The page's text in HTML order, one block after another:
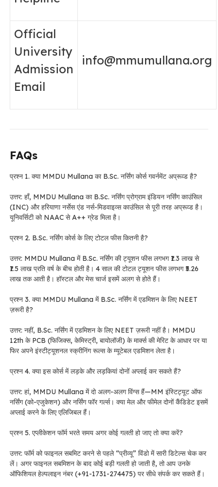
Official
University
Admission
Email
info@mmumullana.org
FAQs
प्रश्न 1. क्या MMDU Mullana का B.Sc. नर्सिंग कोर्स गवर्नमेंट अप्रूव्ड है?
उत्तर: हाँ, MMDU Mullana का B.Sc. नर्सिंग प्रोग्राम इंडियन नर्सिंग काउंसिल
(INC) और हरियाणा नर्सेस एंड नर्स-मिडवाइव्स काउंसिल से पूरी तरह अप्रूव्ड है।
यूनिवर्सिटी को NAAC से A++ ग्रेड मिला है।
प्रश्न 2. B.Sc. नर्सिंग कोर्स के लिए टोटल फीस कितनी है?
उत्तर: MMDU Mullana में B.Sc. नर्सिंग की ट्यूशन फीस लगभग ₹1.3 लाख से
₹1.5 लाख प्रति वर्ष के बीच होती है। 4 साल की टोटल ट्यूशन फीस लगभग ₹5.26
लाख तक आती है। हॉस्टल और मेस चार्ज इसमें अलग से होते हैं।
प्रश्न 3. क्या MMDU Mullana में B.Sc. नर्सिंग में एडमिशन के लिए NEET
ज़रूरी है?
उत्तर: नहीं, B.Sc. नर्सिंग में एडमिशन के लिए NEET ज़रूरी नहीं है। MMDU
12th के PCB (फिजिक्स, केमिस्ट्री, बायोलॉजी) के मार्क्स की मेरिट के आधार पर या
फिर अपने इंस्टीट्यूशनल स्क्रीनिंग रूल्स के म्यूटेबल एडमिशन लेता है।
प्रश्न 4. क्या इस कोर्स में लड़के और लड़कियां दोनों अप्लाई कर सकते हैं?
उत्तर: हां, MMDU Mullana में दो अलग-अलग विंग्स हैं—MM इंस्टिट्यूट ऑफ
नर्सिंग (को-एजुकेशन) और नर्सिंग फॉर गर्ल्स। क्या मेल और फीमेल दोनों कैंडिडेट इसमें
अप्लाई करने के लिए एलिजिबल हैं।
प्रश्न 5. एप्लीकेशन फॉर्म भरते समय अगर कोई गलती हो जाए तो क्या करें?
उत्तर: फॉर्म को फाइनल सबमिट करने से पहले “प्रीव्यू” विंडो में सारी डिटेल्स चेक कर
लें। अगर फाइनल सबमिशन के बाद कोई बड़ी गलती हो जाती है, तो आप उनके
ऑफिशियल हेल्पलाइन नंबर (+91-1731-274475) पर सीधे संपर्क कर सकते हैं।